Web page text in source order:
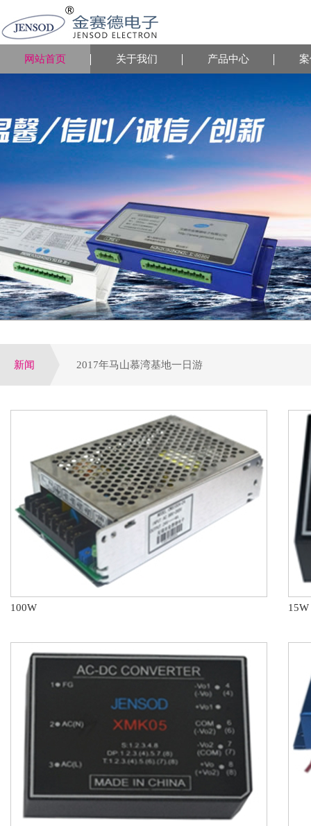
网站首页 关于我们 产品中心
新闻 2017年马山慕湾基地一日游
公司荣获电气行业优选潜力品牌，配电领域十大优
参加第四届电力行业变配电及电能质量专业技术交
第八届配电自动化技术应用论坛于大连圆满落下帷
100W 15W